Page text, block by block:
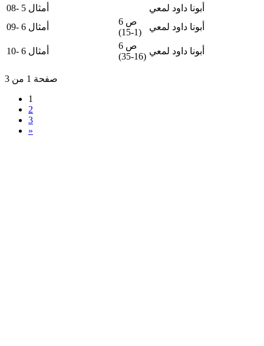
08- أمثال 5
أبونا داود لمعي
09- أمثال 6
ص 6
(1-15)
أبونا داود لمعي
10- أمثال 6
ص 6
(16-35)
أبونا داود لمعي
صفحة 1 من 3
1
2
3
»